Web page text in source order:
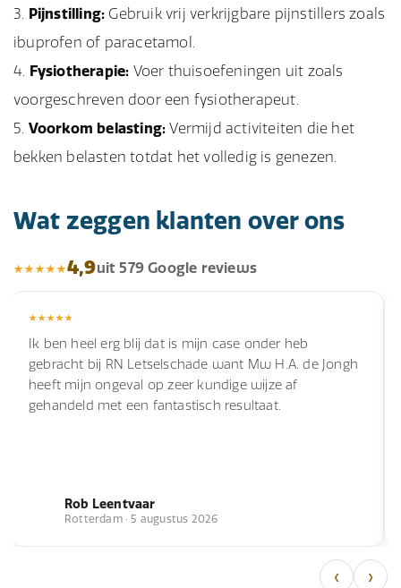
Pijnstilling: Gebruik vrij verkrijgbare pijnstillers zoals
ibuprofen of paracetamol.
Fysiotherapie: Voer thuisoefeningen uit zoals
voorgeschreven door een fysiotherapeut.
Voorkom belasting: Vermijd activiteiten die het
bekken belasten totdat het volledig is genezen.
Wat zeggen klanten over ons
4,9uit 579 Google reviews
Ik ben heel erg blij dat is mijn case onder heb
gebracht bij RN Letselschade want Mw H.A. de Jongh
heeft mijn ongeval op zeer kundige wijze af
gehandeld met een fantastisch resultaat.
Rob Leentvaar
Rotterdam · 5 augustus 2026
‹ ›